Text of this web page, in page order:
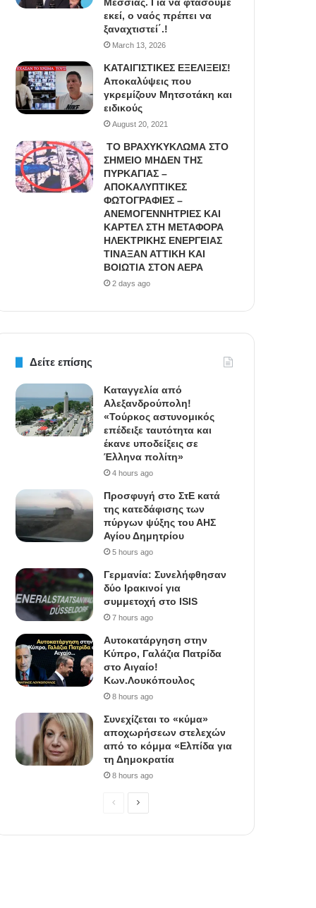
Μεσσίας. Για να φτάσουμε
εκεί, ο ναός πρέπει να
ξαναχτιστεί΄.!
March 13, 2026
ΚΑΤΑΙΓΙΣΤΙΚΕΣ ΕΞΕΛΙΞΕΙΣ!
Αποκαλύψεις που
γκρεμίζουν Μητσοτάκη και
ειδικούς
August 20, 2021
ΤΟ ΒΡΑΧΥΚΥΚΛΩΜΑ ΣΤΟ
ΣΗΜΕΙΟ ΜΗΔΕΝ ΤΗΣ
ΠΥΡΚΑΓΙΑΣ –
ΑΠΟΚΑΛΥΠΤΙΚΕΣ
ΦΩΤΟΓΡΑΦΙΕΣ –
ΑΝΕΜΟΓΕΝΝΗΤΡΙΕΣ ΚΑΙ
ΚΑΡΤΕΛ ΣΤΗ ΜΕΤΑΦΟΡΑ
ΗΛΕΚΤΡΙΚΗΣ ΕΝΕΡΓΕΙΑΣ
ΤΙΝΑΞΑΝ ΑΤΤΙΚΗ ΚΑΙ
ΒΟΙΩΤΙΑ ΣΤΟΝ ΑΕΡΑ
2 days ago
Δείτε επίσης
Καταγγελία από
Αλεξανδρούπολη!
«Τούρκος αστυνομικός
επέδειξε ταυτότητα και
έκανε υποδείξεις σε
Έλληνα πολίτη»
4 hours ago
Προσφυγή στο ΣτΕ κατά
της κατεδάφισης των
πύργων ψύξης του ΑΗΣ
Αγίου Δημητρίου
5 hours ago
Γερμανία: Συνελήφθησαν
δύο Ιρακινοί για
συμμετοχή στο ISIS
7 hours ago
Αυτοκατάργηση στην
Κύπρο, Γαλάζια Πατρίδα
στο Αιγαίο!
Κων.Λουκόπουλος
8 hours ago
Συνεχίζεται το «κύμα»
αποχωρήσεων στελεχών
από το κόμμα «Ελπίδα για
τη Δημοκρατία
8 hours ago